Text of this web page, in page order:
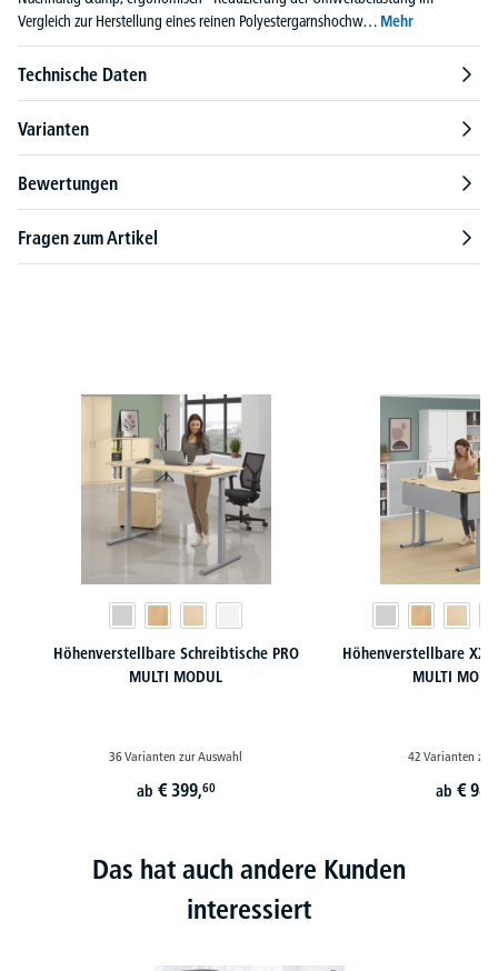
Vergleich zur Herstellung eines reinen Polyestergarnshochw… Mehr
Technische Daten
Varianten
Bewertungen
Fragen zum Artikel
Höhenverstellbare Schreibtische PRO
MULTI MODUL
36 Varianten zur Auswahl
ab € 399,60
Höhenverstellbare
MULTI
42 Varianten zur
ab €
Das hat auch andere Kunden
interessiert